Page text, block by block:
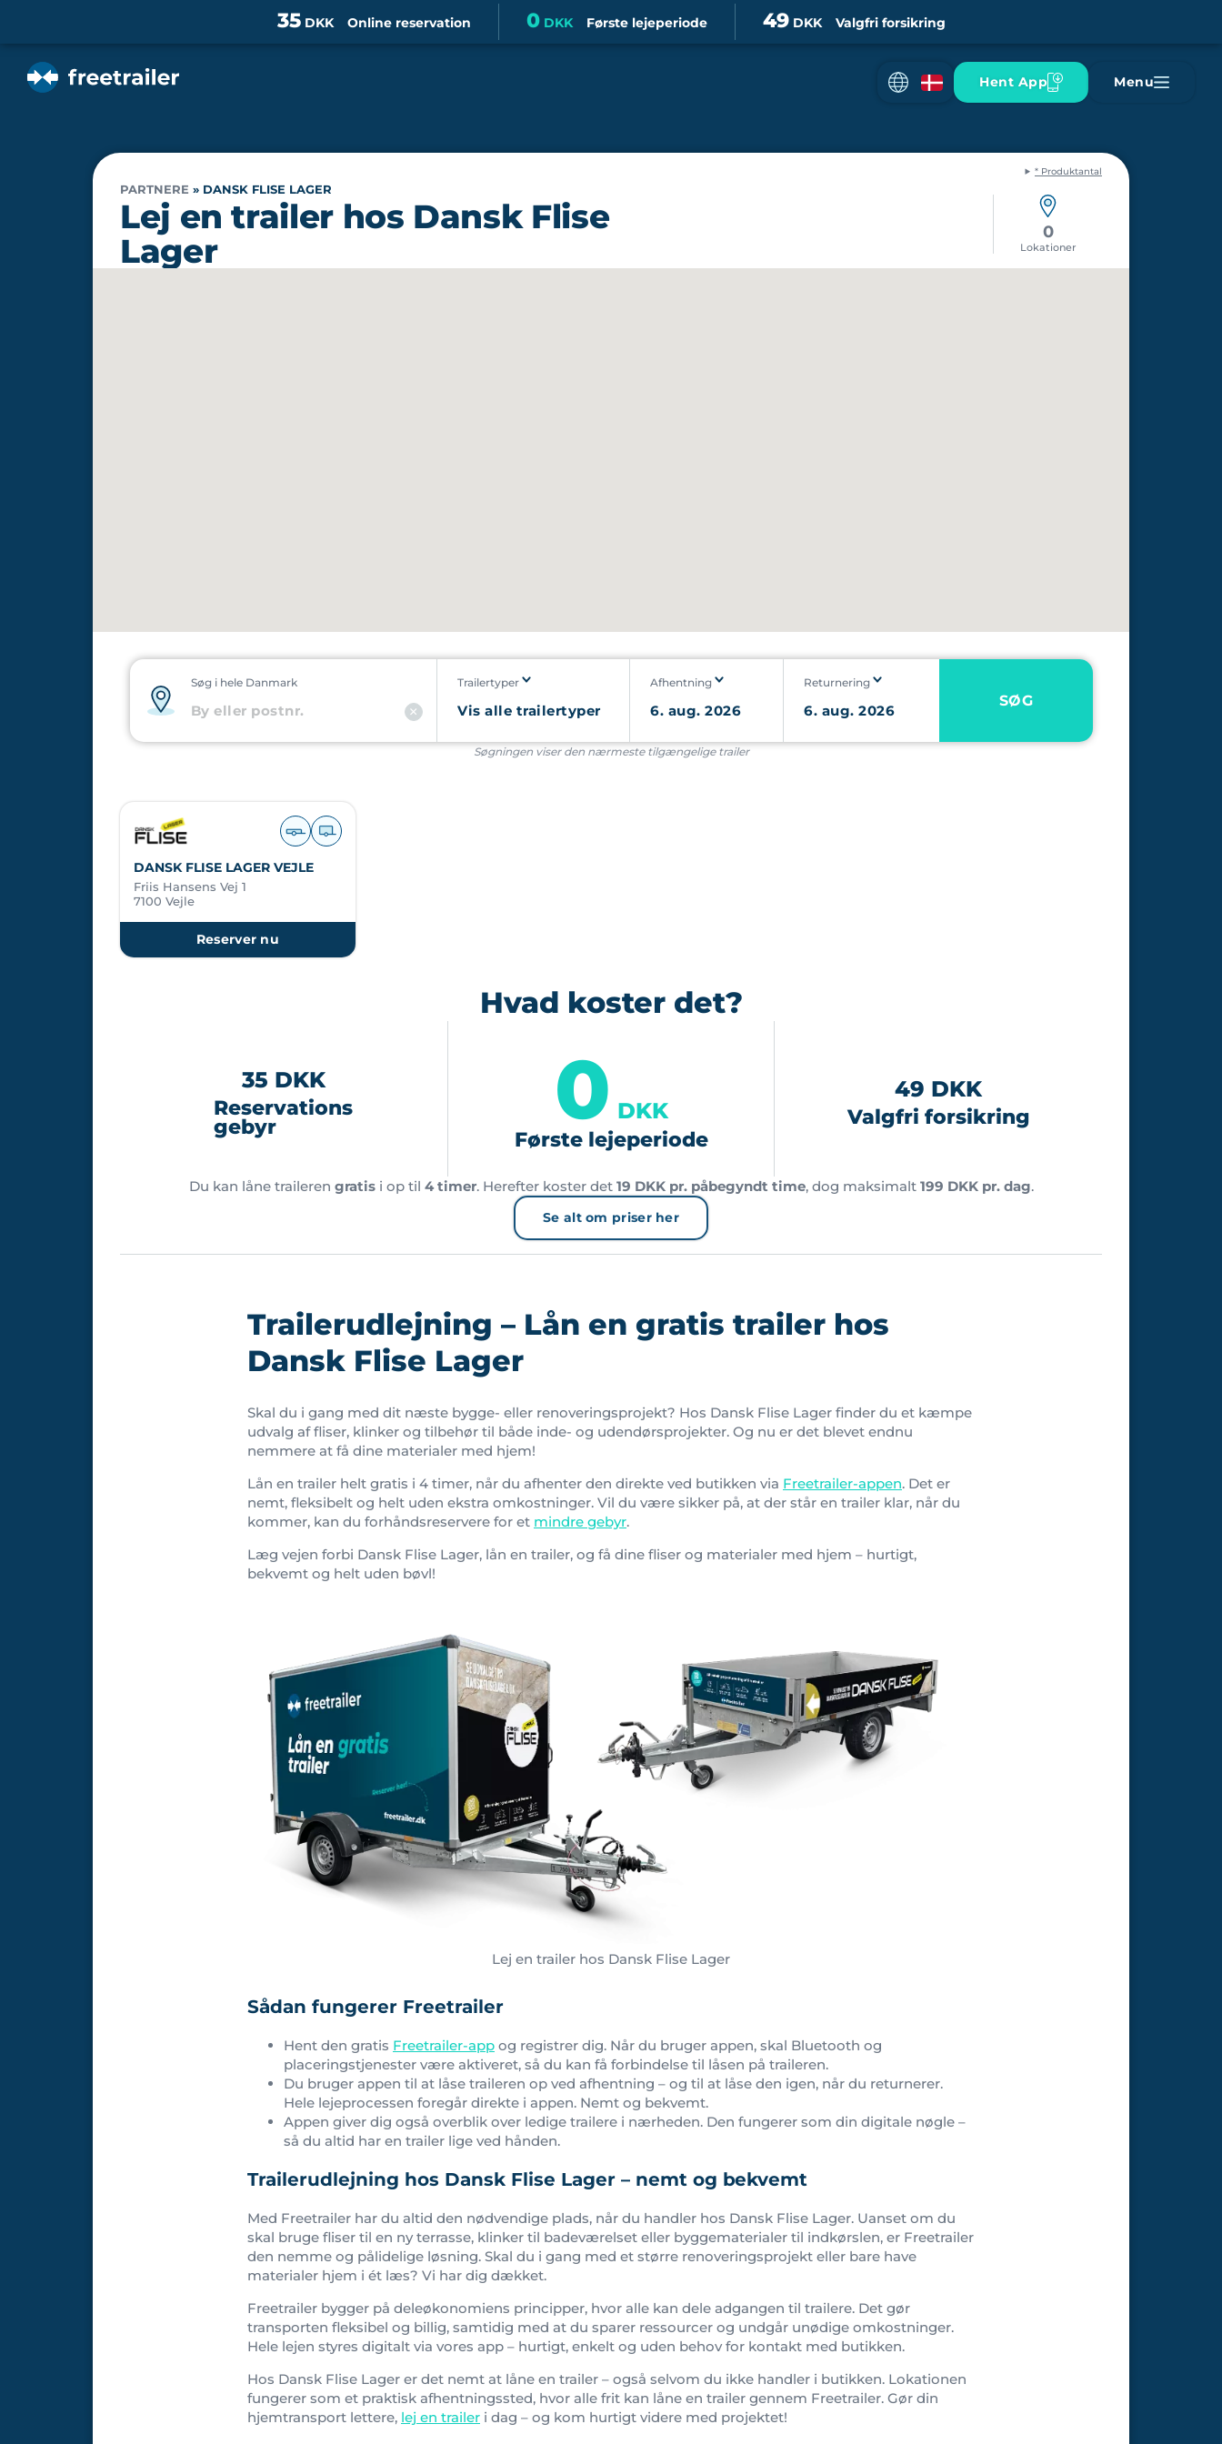
Online reservation
35DKK Første lejeperiode
0DKK Valgfri forsikring
49DKK
Hent App Menu
* Produktantal
PARTNERE » DANSK FLISE LAGER
Lej en trailer hos Dansk Flise
Lager
0
Lokationer
Søg i hele Danmark Trailertyper Afhentning Returnering
SØG
Søgningen viser den nærmeste tilgængelige trailer
DANSK FLISE LAGER VEJLE
Friis Hansens Vej 1
7100 Vejle
Reserver nu
Hvad koster det?
35 DKK
Reservations
gebyr 0 DKK
Første lejeperiode
49 DKK
Valgfri forsikring
Du kan låne traileren gratisi op til 4 timer. Herefter koster det 19 DKK pr. påbegyndt time, dog maksimalt 199 DKK pr. dag.
Se alt om priser her
Trailerudlejning – Lån en gratis trailer hos
Dansk Flise Lager
Skal du i gang med dit næste bygge- eller renoveringsprojekt? Hos Dansk Flise Lager finder du et kæmpe
udvalg af fliser, klinker og tilbehør til både inde- og udendørsprojekter. Og nu er det blevet endnu
nemmere at få dine materialer med hjem!
Lån en trailer helt gratis i 4 timer, når du afhenter den direkte ved butikken via Freetrailer-appen. Det er
nemt, fleksibelt og helt uden ekstra omkostninger. Vil du være sikker på, at der står en trailer klar, når du
kommer, kan du forhåndsreservere for et mindre gebyr.
Læg vejen forbi Dansk Flise Lager, lån en trailer, og få dine fliser og materialer med hjem – hurtigt,
bekvemt og helt uden bøvl!
Lej en trailer hos Dansk Flise Lager
Sådan fungerer Freetrailer
Hent den gratis Freetrailer-app og registrer dig. Når du bruger appen, skal Bluetooth og
placeringstjenester være aktiveret, så du kan få forbindelse til låsen på traileren.
Du bruger appen til at låse traileren op ved afhentning – og til at låse den igen, når du returnerer.
Hele lejeprocessen foregår direkte i appen. Nemt og bekvemt.
Appen giver dig også overblik over ledige trailere i nærheden. Den fungerer som din digitale nøgle –
så du altid har en trailer lige ved hånden.
Trailerudlejning hos Dansk Flise Lager – nemt og bekvemt
Med Freetrailer har du altid den nødvendige plads, når du handler hos Dansk Flise Lager. Uanset om du
skal bruge fliser til en ny terrasse, klinker til badeværelset eller byggematerialer til indkørslen, er Freetrailer
den nemme og pålidelige løsning. Skal du i gang med et større renoveringsprojekt eller bare have
materialer hjem i ét læs? Vi har dig dækket.
Freetrailer bygger på deleøkonomiens principper, hvor alle kan dele adgangen til trailere. Det gør
transporten fleksibel og billig, samtidig med at du sparer ressourcer og undgår unødige omkostninger.
Hele lejen styres digitalt via vores app – hurtigt, enkelt og uden behov for kontakt med butikken.
Hos Dansk Flise Lager er det nemt at låne en trailer – også selvom du ikke handler i butikken. Lokationen
fungerer som et praktisk afhentningssted, hvor alle frit kan låne en trailer gennem Freetrailer. Gør din
hjemtransport lettere, lej en trailer i dag – og kom hurtigt videre med projektet!